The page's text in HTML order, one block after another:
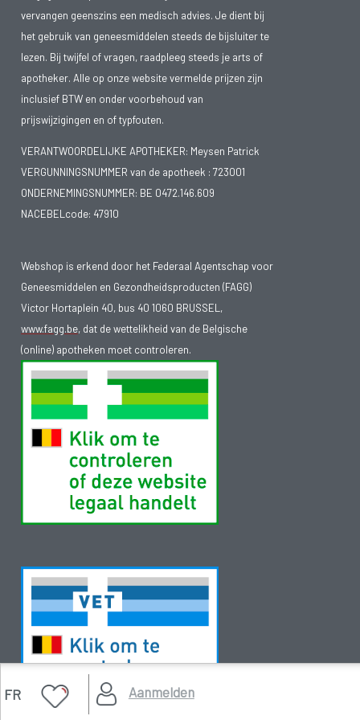
FR Aanmelden
vervangen geenszins een medisch advies. Je dient bij
het gebruik van geneesmiddelen steeds de bijsluiter te
lezen. Bij twijfel of vragen, raadpleeg steeds je arts of
apotheker. Alle op onze website vermelde prijzen zijn
inclusief BTW en onder voorbehoud van
prijswijzigingen en of typfouten.
VERANTWOORDELIJKE APOTHEKER: Meysen Patrick
VERGUNNINGSNUMMER van de apotheek : 723001
ONDERNEMINGSNUMMER: BE 0472.146.609
NACEBELcode: 47910
Webshop is erkend door het Federaal Agentschap voor
Geneesmiddelen en Gezondheidsproducten (FAGG)
Victor Hortaplein 40, bus 40 1060 BRUSSEL,
www.fagg.be, dat de wettelikheid van de Belgische
(online) apotheken moet controleren.